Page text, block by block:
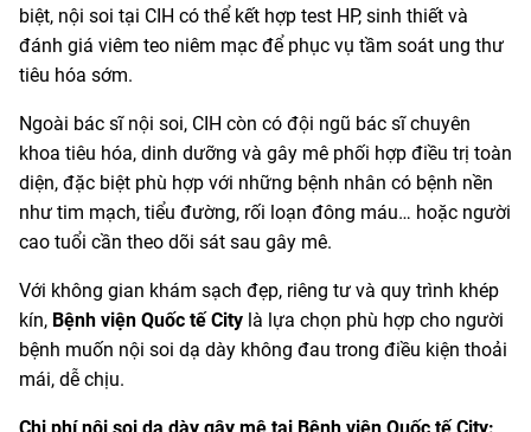
biệt, nội soi tại CIH có thể kết hợp test HP, sinh thiết và
đánh giá viêm teo niêm mạc để phục vụ tầm soát ung thư
tiêu hóa sớm.
Ngoài bác sĩ nội soi, CIH còn có đội ngũ bác sĩ chuyên
khoa tiêu hóa, dinh dưỡng và gây mê phối hợp điều trị toàn
diện, đặc biệt phù hợp với những bệnh nhân có bệnh nền
như tim mạch, tiểu đường, rối loạn đông máu… hoặc người
cao tuổi cần theo dõi sát sau gây mê.
Với không gian khám sạch đẹp, riêng tư và quy trình khép
kín, Bệnh viện Quốc tế City là lựa chọn phù hợp cho người
bệnh muốn nội soi dạ dày không đau trong điều kiện thoải
mái, dễ chịu.